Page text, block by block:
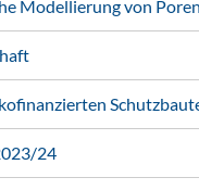
Modellierung von
24